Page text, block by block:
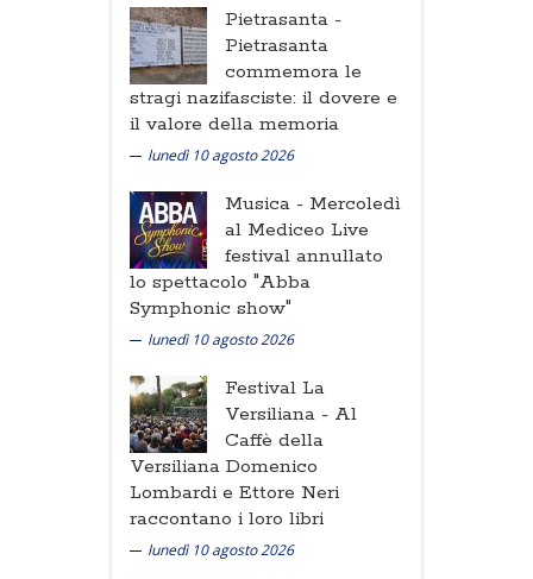
Pietrasanta -
Pietrasanta
commemora le
stragi nazifasciste: il dovere e
il valore della memoria
lunedì 10 agosto 2026
Musica - Mercoledì
al Mediceo Live
festival annullato
lo spettacolo "Abba
Symphonic show"
lunedì 10 agosto 2026
Festival La
Versiliana - Al
Caffè della
Versiliana Domenico
Lombardi e Ettore Neri
raccontano i loro libri
lunedì 10 agosto 2026